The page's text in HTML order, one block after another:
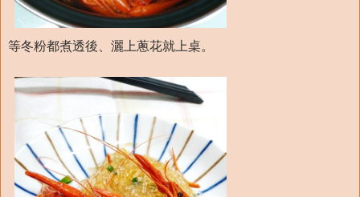
等冬粉都煮透後、灑上蔥花就上桌。